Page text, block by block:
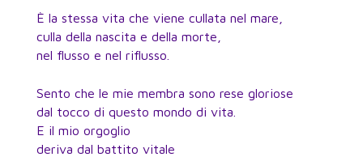
È la stessa vita che viene cullata nel mare,
culla della nascita e della morte,
nel flusso e nel riflusso.
Sento che le mie membra sono rese gloriose
dal tocco di questo mondo di vita.
E il mio orgoglio
deriva dal battito vitale